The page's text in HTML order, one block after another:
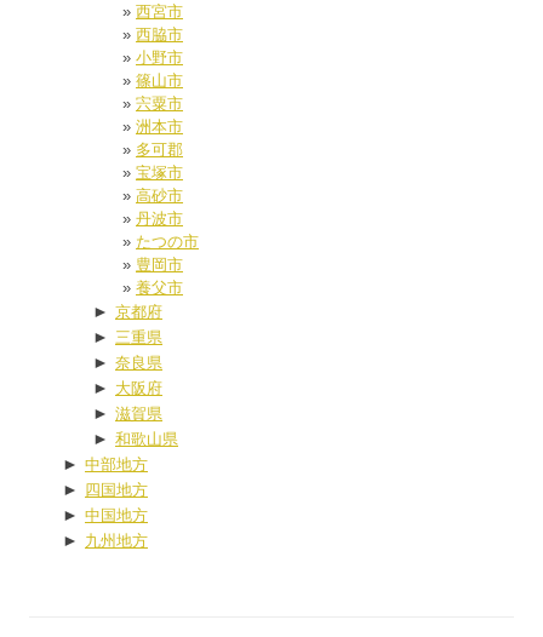
西宮市
西脇市
小野市
篠山市
宍粟市
洲本市
多可郡
宝塚市
高砂市
丹波市
たつの市
豊岡市
養父市
► 京都府
► 三重県
► 奈良県
► 大阪府
► 滋賀県
► 和歌山県
► 中部地方
► 四国地方
► 中国地方
► 九州地方